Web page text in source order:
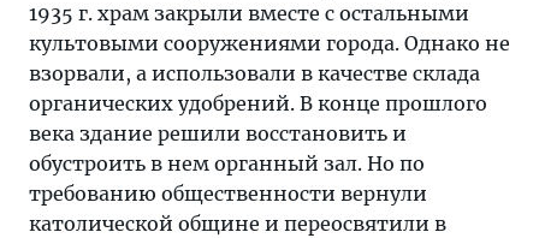
1935 г. храм закрыли вместе с остальными
культовыми сооружениями города. Однако не
взорвали, а использовали в качестве склада
органических удобрений. В конце прошлого
века здание решили восстановить и
обустроить в нем органный зал. Но по
требованию общественности вернули
католической общине и переосвятили в